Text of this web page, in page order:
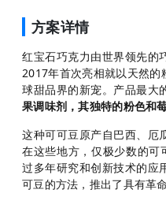
方案详情
红宝石巧克力由世界领先的
2017年首次亮相就以天然
球甜品界的新宠。产品最大
果调味剂，其独特的粉色和
这种可可豆原产自巴西、厄
在这些地方，仅极少数的可
过多年研究和创新技术的应
可豆的方法，推出了具有革